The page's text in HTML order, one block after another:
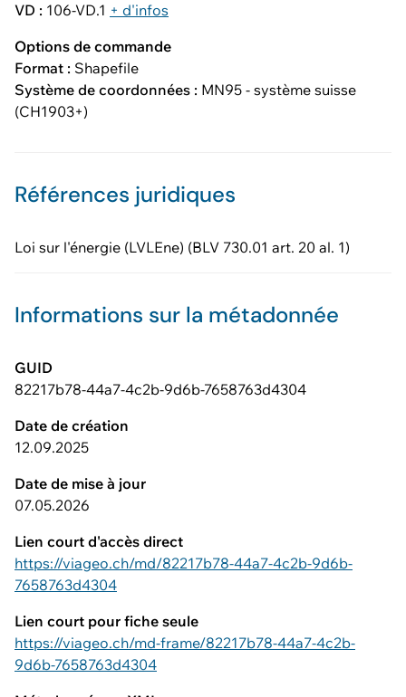
VD : 106-VD.1 + d'infos
Options de commande
Format : Shapefile
Système de coordonnées : MN95 - système suisse
(CH1903+)
Références juridiques
Loi sur l'énergie (LVLEne) (BLV 730.01 art. 20 al. 1)
Informations sur la métadonnée
GUID
82217b78-44a7-4c2b-9d6b-7658763d4304
Date de création
12.09.2025
Date de mise à jour
07.05.2026
Lien court d'accès direct
https://viageo.ch/md/82217b78-44a7-4c2b-9d6b-
7658763d4304
Lien court pour fiche seule
https://viageo.ch/md-frame/82217b78-44a7-4c2b-
9d6b-7658763d4304